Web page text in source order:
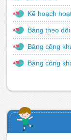
Kế hoạch
Bảng theo
Bảng công
Bảng công